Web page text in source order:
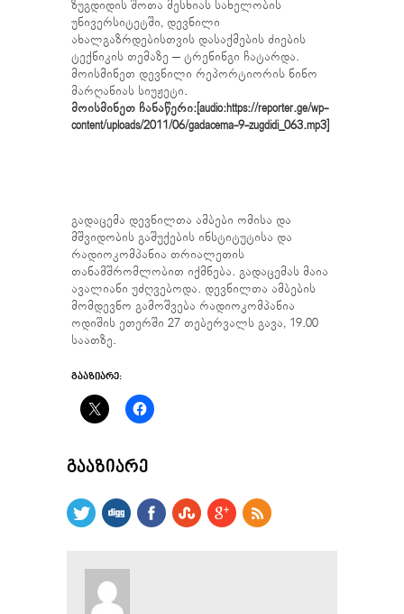
ზუგდიდის შოთა მესხიას სახელობის
უნივერსიტეტში, დევნილი
ახალგაზრდებისთვის დასაქმების ძიების
ტექნიკის თემაზე – ტრენინგი ჩატარდა.
მოისმინეთ დევნილი რეპორტიორის ნინო
მარღანიას სიუჟეტი.
მოისმინეთ ჩანაწერი:[audio:https://reporter.ge/wp-
content/uploads/2011/06/gadacema-9-zugdidi_063.mp3]
გადაცემა დევნილთა ამბები ომისა და
მშვიდობის გაშუქების ინსტიტუტისა და
რადიოკომპანია თრიალეთის
თანამშრომლობით იქმნება. გადაცემას მაია
ავალიანი უძღვებოდა. დევნილთა ამბების
მომდევნო გამოშვება რადიოკომპანია
ოდიშის ეთერში 27 თებერვალს გავა, 19.00
საათზე.
ᲒᲐᲐᲖᲘᲐᲠᲔ:
ᲒᲐᲐᲖᲘᲐᲠᲔ